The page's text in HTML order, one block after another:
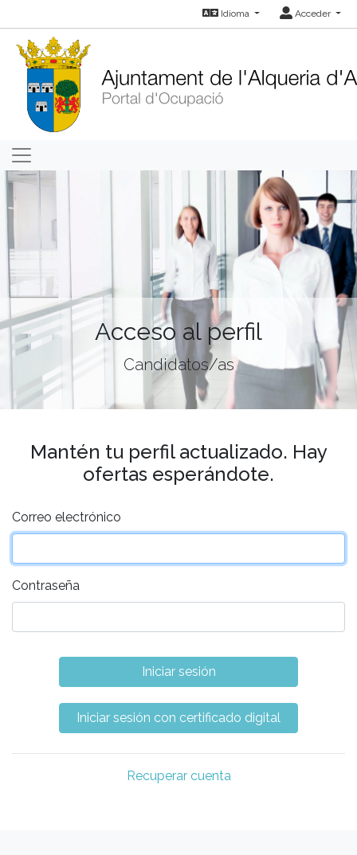
Idioma Acceder
Acceso al perfil
Candidatos/as
Mantén tu perfil actualizado. Hay
ofertas esperándote.
Correo electrónico
Contraseña
Recuperar cuenta